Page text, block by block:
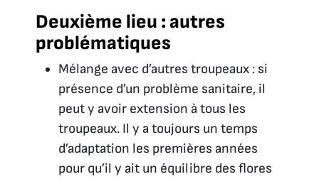
Deuxième lieu : autres
problématiques
Mélange avec d’autres troupeaux : si
présence d’un problème sanitaire, il
peut y avoir extension à tous les
troupeaux. Il y a toujours un temps
d’adaptation les premières années
pour qu’il y ait un équilibre des flores